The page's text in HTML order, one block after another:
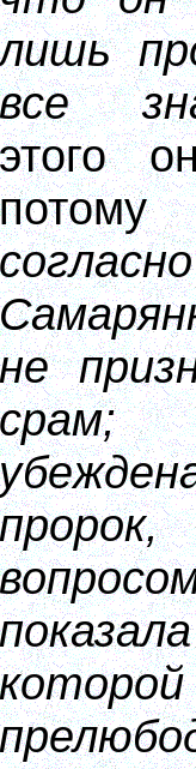
лишь
все
этого
не
которой